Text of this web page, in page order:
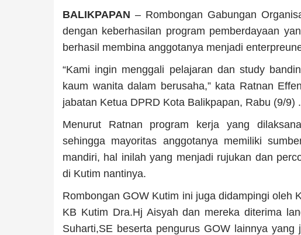
BALIKPAPAN – Rombongan Gabungan
dengan keberhasilan program pemberdayaan
berhasil membina anggotanya menjadi
“Kami ingin menggali pelajaran dan study
kaum wanita dalam berusaha,” kata Ratnan
jabatan Ketua DPRD Kota Balikpapan, Rabu (9/9) .
Menurut Ratnan program kerja yang
sehingga mayoritas anggotanya memiliki
mandiri, hal inilah yang menjadi rujukan dan
di Kutim nantinya.
Rombongan GOW Kutim ini juga didampingi oleh
KB Kutim Dra.Hj Aisyah dan mereka diterima
Suharti,SE beserta pengurus GOW lainnya